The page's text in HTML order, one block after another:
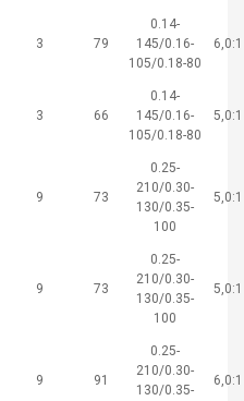
3 79
0.14-
145/0.16-
105/0.18-80
6,0:1
3 66
0.14-
145/0.16-
105/0.18-80
5,0:1
9 73
0.25-
210/0.30-
130/0.35-
100
5,0:1
9 73
0.25-
210/0.30-
130/0.35-
100
5,0:1
9 91
0.25-
210/0.30-
130/0.35-
6,0:1